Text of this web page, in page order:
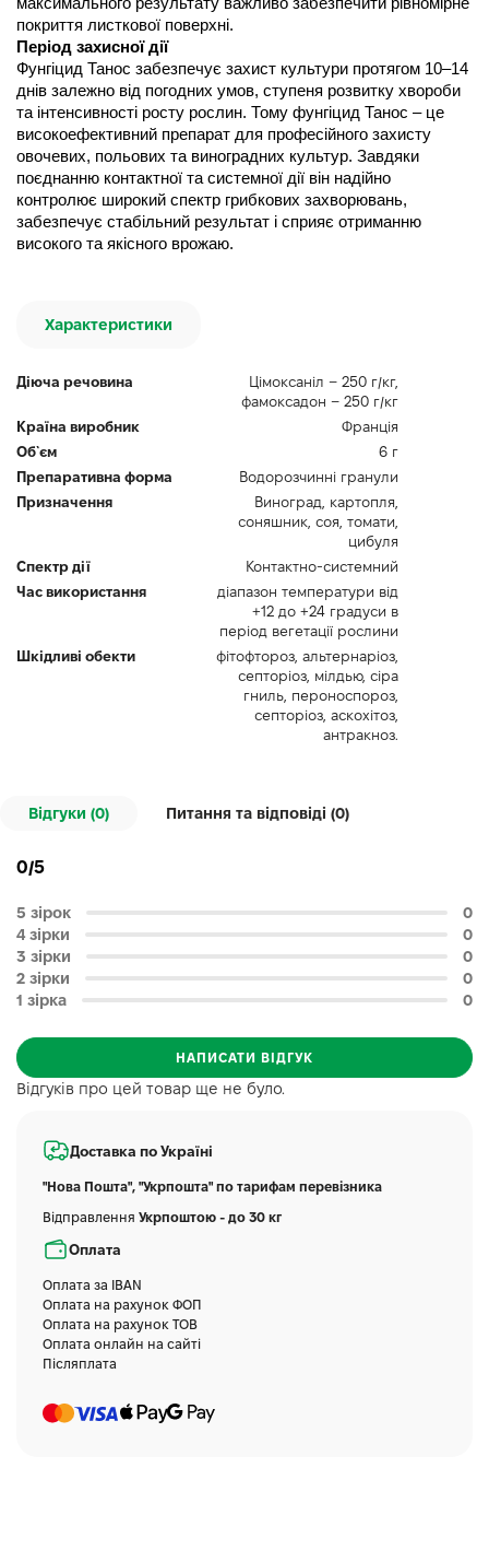
покриття листкової поверхні.
Період захисної дії
Фунгіцид Танос забезпечує захист культури протягом 10–14
днів залежно від погодних умов, ступеня розвитку хвороби
та інтенсивності росту рослин. Тому фунгіцид Танос – це
високоефективний препарат для професійного захисту
овочевих, польових та виноградних культур. Завдяки
поєднанню контактної та системної дії він надійно
контролює широкий спектр грибкових захворювань,
забезпечує стабільний результат і сприяє отриманню
високого та якісного врожаю.
Характеристики
Діюча речовина
Цімоксаніл – 250 г/кг,
фамоксадон – 250 г/кг
Країна виробник
Франція
Об`єм
6 г
Препаративна форма
Водорозчинні гранули
Призначення
Виноград, картопля,
соняшник, соя, томати,
цибуля
Спектр дії
Контактно-системний
Час використання
діапазон температури від
+12 до +24 градуси в
період вегетації рослини
Шкідливі обекти
фітофтороз, альтернаріоз,
септоріоз, мілдью, сіра
гниль, пероноспороз,
септоріоз, аскохітоз,
антракноз.
Відгуки (0) Питання та відповіді (0)
Відгуків про цей товар ще не було.
0/5
5 зірок
0
4 зірки
0
3 зірки
0
2 зірки
0
1 зірка
0
НАПИСАТИ ВІДГУК
Доставка по Україні
"Нова Пошта", "Укрпошта" по тарифам перевізника
Відправлення Укрпоштою - до 30 кг
Оплата
Оплата за IBAN
Оплата на рахунок ФОП
Оплата на рахунок ТОВ
Оплата онлайн на сайті
Післяплата